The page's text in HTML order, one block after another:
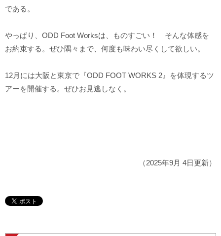
である。
やっぱり、ODD Foot Worksは、ものすごい！ そんな体感を
お約束する。ぜひ隅々まで、何度も味わい尽くして欲しい。
12月には大阪と東京で『ODD FOOT WORKS 2』を体現するツ
アーを開催する。ぜひお見逃しなく。
（2025年9月 4日更新）